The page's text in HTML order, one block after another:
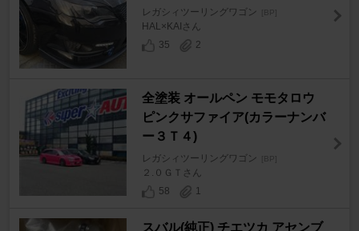
レガシィツーリングワゴン [BP]
HAL×KAIさん
35
2
全塗装 オールペン モモタロウ
ピンクサファイア(カラーナンバ
ー３Ｔ４)
レガシィツーリングワゴン [BP]
２.０ＧＴさん
58
1
スバル(純正) チエツカ アセンブ